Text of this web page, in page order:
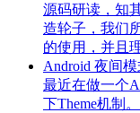
源码研读，知
造轮子，我们
的使用，并且
Android 夜间
最近在做一个
下Theme机制